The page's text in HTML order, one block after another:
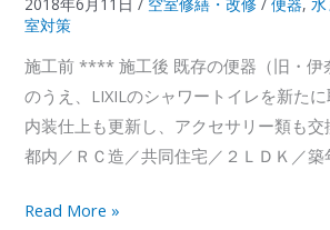
室対策
施工前 **** 施工後 既存の便器（旧・伊
のうえ、LIXILのシャワートイレを新たに
内装仕上も更新し、アクセサリー類も
都内／ＲＣ造／共同住宅／２ＬＤＫ／築
ト
Read More »